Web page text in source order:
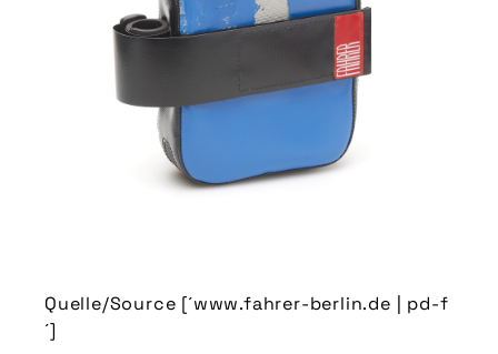
Quelle/Source [´www.fahrer-berlin.de | pd-f
´]